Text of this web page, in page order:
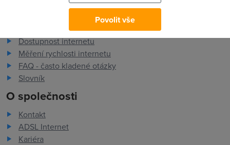
Dostupnost internetu
Měření rychlosti internetu
FAQ - často kladené otázky
Slovník
O společnosti
Kontakt
ADSL Internet
Kariéra
Povolit vše